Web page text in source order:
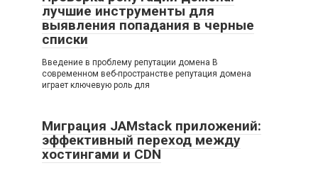
лучшие инструменты для
выявления попадания в черные
списки
Введение в проблему репутации домена В
современном веб-пространстве репутация домена
играет ключевую роль для
Миграция JAMstack приложений:
эффективный переход между
хостингами и CDN